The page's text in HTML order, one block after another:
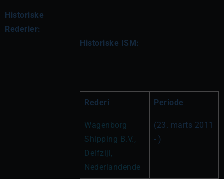
Historiske
Rederier:
Historiske ISM:
Rederi Periode
Wagenborg
Shipping B.V.,
Delfzijl,
Nederlandende
(23. marts 2011
- )